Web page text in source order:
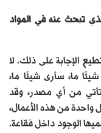
تبحث عنه في المواد
الإجابة على ذلك. لا
ما، سأرى شيئًا ما،
من أي مصدر، وقد
واحدة من هذه الأعمال،
الوجود داخل فقاعة.